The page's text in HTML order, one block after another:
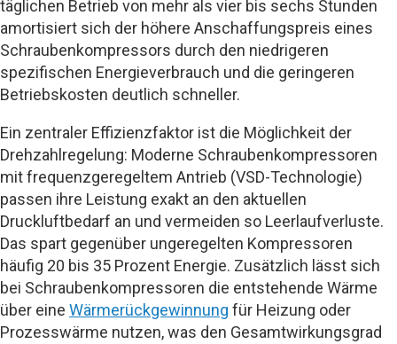
täglichen Betrieb von mehr als vier bis sechs Stunden
amortisiert sich der höhere Anschaffungspreis eines
Schraubenkompressors durch den niedrigeren
spezifischen Energieverbrauch und die geringeren
Betriebskosten deutlich schneller.
Ein zentraler Effizienzfaktor ist die Möglichkeit der
Drehzahlregelung: Moderne Schraubenkompressoren
mit frequenzgeregeltem Antrieb (VSD-Technologie)
passen ihre Leistung exakt an den aktuellen
Druckluftbedarf an und vermeiden so Leerlaufverluste.
Das spart gegenüber ungeregelten Kompressoren
häufig 20 bis 35 Prozent Energie. Zusätzlich lässt sich
bei Schraubenkompressoren die entstehende Wärme
über eine Wärmerückgewinnung für Heizung oder
Prozesswärme nutzen, was den Gesamtwirkungsgrad